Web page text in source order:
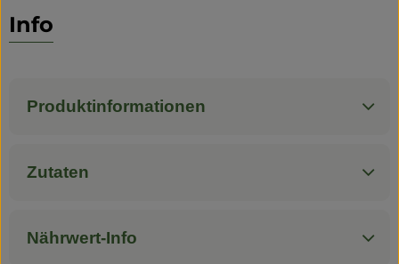
Info
Produktinformationen
Zutaten
Nährwert-Info